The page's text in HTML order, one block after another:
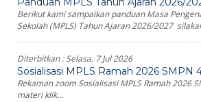
Berikut kami sampaikan panduan Masa
Sekolah (MPLS) Tahun Ajaran 2026/2027
Diterbitkan :Selasa, 7 Jul 2026
Sosialisasi MPLS Ramah 2026 SMPN
Rekaman zoom Sosialisasi MPLS Ramah 2026
materi klik...